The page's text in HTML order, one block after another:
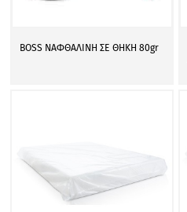
BOSS ΝΑΦΘΑΛΙΝΗ ΣΕ ΘΗΚΗ 80gr